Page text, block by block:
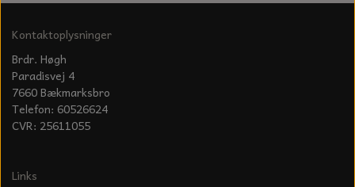
Kontaktoplysninger
Brdr. Høgh
Paradisvej 4
7660 Bækmarksbro
Telefon: 60526624
CVR: 25611055
Links